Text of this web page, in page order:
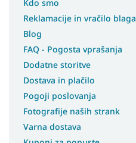
Kdo smo
Reklamacije in vračilo blaga
Blog
FAQ - Pogosta vprašanja
Dodatne storitve
Dostava in plačilo
Pogoji poslovanja
Fotografije naših strank
Varna dostava